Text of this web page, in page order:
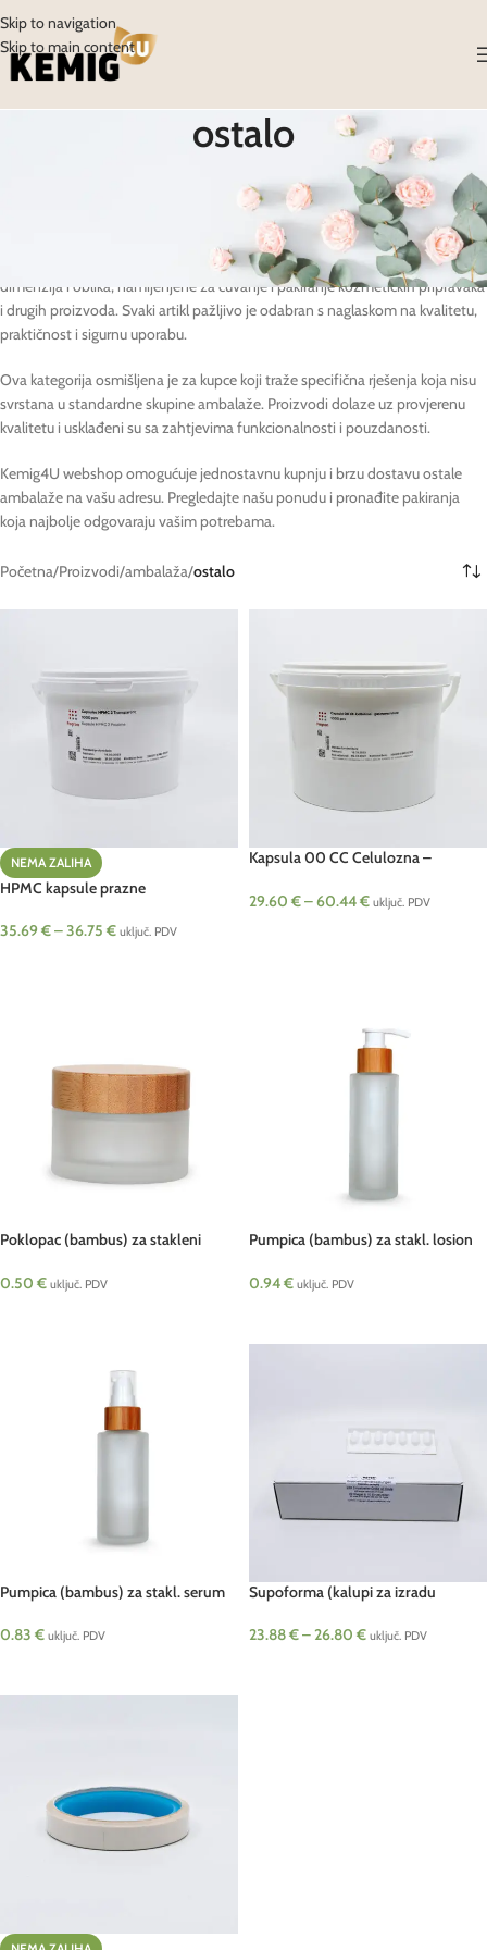
Skip to navigation
Skip to main content
ostalo
Ostala ambalaža u Kemig4U webshopu obuhvaća raznovrsne proizvode
koji nadopunjuju našu glavnu ponudu staklene, plastične, papirnate i
U ovoj kategoriji možete pronaći dodatne spremnike i pakiranja različitih
dimenzija i oblika, namijenjene za čuvanje i pakiranje kozmetičkih pripravaka
i drugih proizvoda. Svaki artikl pažljivo je odabran s naglaskom na kvalitetu,
praktičnost i sigurnu uporabu.
Ova kategorija osmišljena je za kupce koji traže specifična rješenja koja nisu
svrstana u standardne skupine ambalaže. Proizvodi dolaze uz provjerenu
kvalitetu i usklađeni su sa zahtjevima funkcionalnosti i pouzdanosti.
Kemig4U webshop omogućuje jednostavnu kupnju i brzu dostavu ostale
ambalaže na vašu adresu. Pregledajte našu ponudu i pronađite pakiranja
koja najbolje odgovaraju vašim potrebama.
Početna/Proizvodi/ambalaža/ostalo
NEMA ZALIHA
HPMC kapsule prazne
35.69€–36.75 € uključ. PDV
Kapsula 00 CC Celulozna –
29.60 €–60.44€ uključ. PDV
Poklopac (bambus) za stakleni
0.50 € uključ. PDV
Pumpica (bambus) za stakl. losion
0.94€ uključ. PDV
Pumpica (bambus) za stakl. serum
0.83 € uključ. PDV
Supoforma (kalupi za izradu
23.88€–26.80 € uključ. PDV